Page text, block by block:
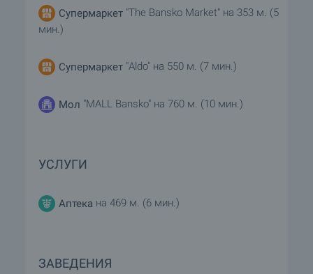
Супермаркет "The Bansko Market" на 353 м. (5
мин.)
Супермаркет "Aldo" на 550 м. (7 мин.)
Мол "MALL Bansko" на 760 м. (10 мин.)
УСЛУГИ
Аптека на 469 м. (6 мин.)
ЗАВЕДЕНИЯ